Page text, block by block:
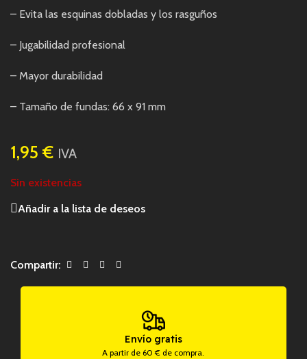
– Evita las esquinas dobladas y los rasguños
– Jugabilidad profesional
– Mayor durabilidad
– Tamaño de fundas: 66 x 91 mm
1,95 € IVA
Sin existencias
Añadir a la lista de deseos
Compartir:
Envío gratis
A partir de 60 € de compra.